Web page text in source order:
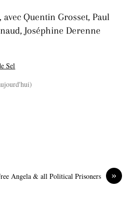
Quentin Grosset, Paul
Joséphine Derenne
Sel
»
Angela & all Political Prisoners